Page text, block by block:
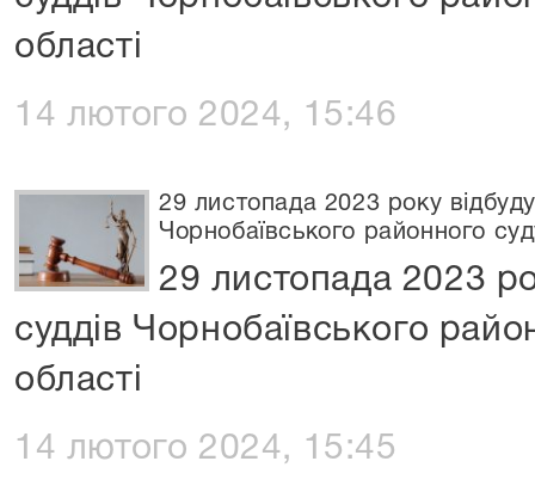
області
14 лютого 2024, 15:46
29 листопада 2023 року
Чорнобаївського районного
29 листопада 2023
суддів Чорнобаївського
області
14 лютого 2024, 15:45